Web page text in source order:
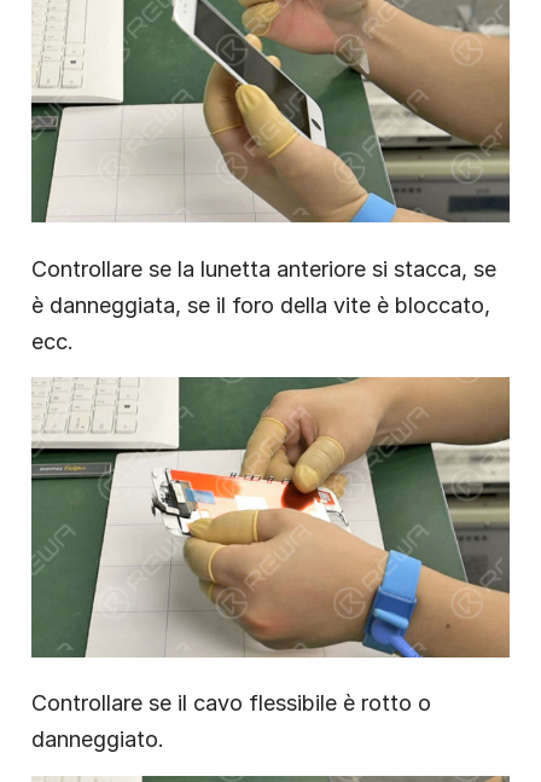
Controllare se la lunetta anteriore si stacca, se
è danneggiata, se il foro della vite è bloccato,
ecc.
Controllare se il cavo flessibile è rotto o
danneggiato.